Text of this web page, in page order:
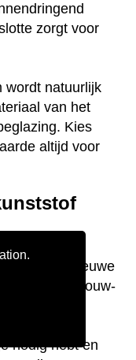
zorgt voor
wordt natuurlijk
van het
Kies
altijd voor
als je nieuwe
je nieuwbouw-
een aantal
van de
nodig hebt en